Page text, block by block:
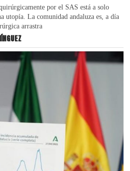
por el SAS está a solo
utopía. La comunidad andaluza es, a día
arrastra